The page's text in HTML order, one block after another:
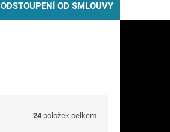
ODSTOUPENÍ OD SMLOUVY
24 položek celkem